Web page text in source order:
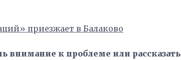
приезжает в Балаково
внимание к проблеме или рассказать